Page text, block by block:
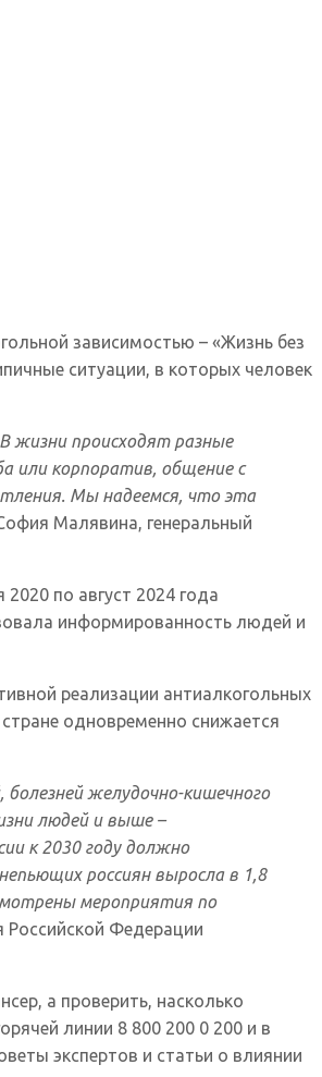
зависимостью – «Жизнь без
ситуации, в которых человек
жизни происходят разные
или корпоратив, общение с
Мы надеемся, что эта
Малявина, генеральный
по август 2024 года
информированность людей и
реализации антиалкогольных
одновременно снижается
желудочно-кишечного
людей и выше –
к 2030 году должно
россиян выросла в 1,8
мероприятия по
Федерации
а проверить, насколько
линии 8 800 200 0 200 и в
экспертов и статьи о влиянии